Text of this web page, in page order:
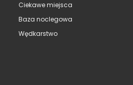
Ciekawe miejsca
Baza noclegowa
Wędkarstwo